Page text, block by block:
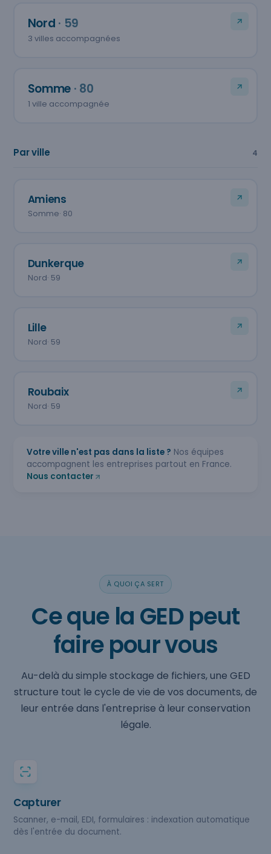
Nord · 59
3 villes accompagnées
Somme · 80
1 ville accompagnée
Par ville 4
Amiens
Somme· 80
Dunkerque
Nord· 59
Lille
Nord· 59
Roubaix
Nord· 59
Votre ville n'est pas dans la liste ? Nos équipes
accompagnent les entreprises partout en France.
Nous contacter
À QUOI ÇA SERT
Ce que la GED peut
faire pour vous
Au-delà du simple stockage de fichiers, une GED
structure tout le cycle de vie de vos documents, de
leur entrée dans l'entreprise à leur conservation
légale.
Capturer
Scanner, e-mail, EDI, formulaires : indexation automatique
dès l'entrée du document.